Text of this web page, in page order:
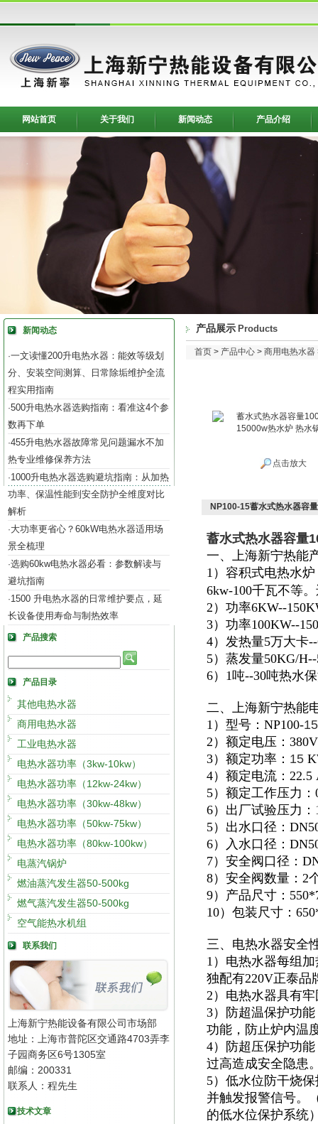
网站首页 关于我们 新闻动态 产品介绍
新闻动态
·一文读懂200升电热水器：能效等级划
分、安装空间测算、日常除垢维护全流
程实用指南
·500升电热水器选购指南：看准这4个参
数再下单
·455升电热水器故障常见问题漏水不加
热专业维修保养方法
·1000升电热水器选购避坑指南：从加热
功率、保温性能到安全防护全维度对比
解析
·大功率更省心？60kW电热水器适用场
景全梳理
·选购60kw电热水器必看：参数解读与
避坑指南
·1500 升电热水器的日常维护要点，延
长设备使用寿命与制热效率
产品搜索
产品目录
其他电热水器
商用电热水器
工业电热水器
电热水器功率（3kw-10kw）
电热水器功率（12kw-24kw）
电热水器功率（30kw-48kw）
电热水器功率（50kw-75kw）
电热水器功率（80kw-100kw）
电蒸汽锅炉
燃油蒸汽发生器50-500kg
燃气蒸汽发生器50-500kg
空气能热水机组
联系我们
上海新宁热能设备有限公司市场部
地址：上海市普陀区交通路4703弄李
子园商务区6号1305室
邮编：200331
联系人：程先生
技术文章
产品展示 Products
首页 > 产品中心 > 商用电热水器
点击放大
NP100-15蓄水式热水器容
蓄水式热水器容量
一、上海新宁热能
1）容积式电热水
6kw-100千瓦不等
2）功率6KW--
3）功率100KW--
4）发热量5万大卡
5）蒸发量50KG/
6）1吨--30吨热水
二、上海新宁热能
1）型号：NP100-15
2）额定电压：380V
3）额定功率： 15
4）额定电流：22.5
5）额定工作压力：
6）出厂试验压力：
5）出水口径：
6）入水口径：
7）安全阀口径：
8）安全阀数量：2
9）产品尺寸：
10）包装尺寸：
三、电热水器安全
1）电热水器每组
独配有220V正泰品
2）电热水器具有
3）防超温保护功
功能，防止炉内温
4）防超压保护功
过高造成安全隐患
5）低水位防干烧
并触发报警信号。
的低水位保护系统